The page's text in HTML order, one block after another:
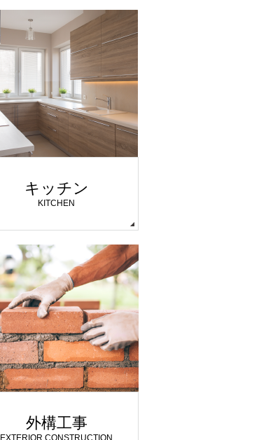
キッチン
KITCHEN
外構工事
EXTERIOR CONSTRUCTION